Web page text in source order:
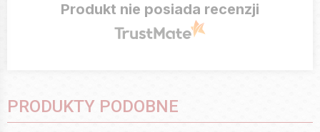
Produkt nie posiada recenzji
PRODUKTY PODOBNE